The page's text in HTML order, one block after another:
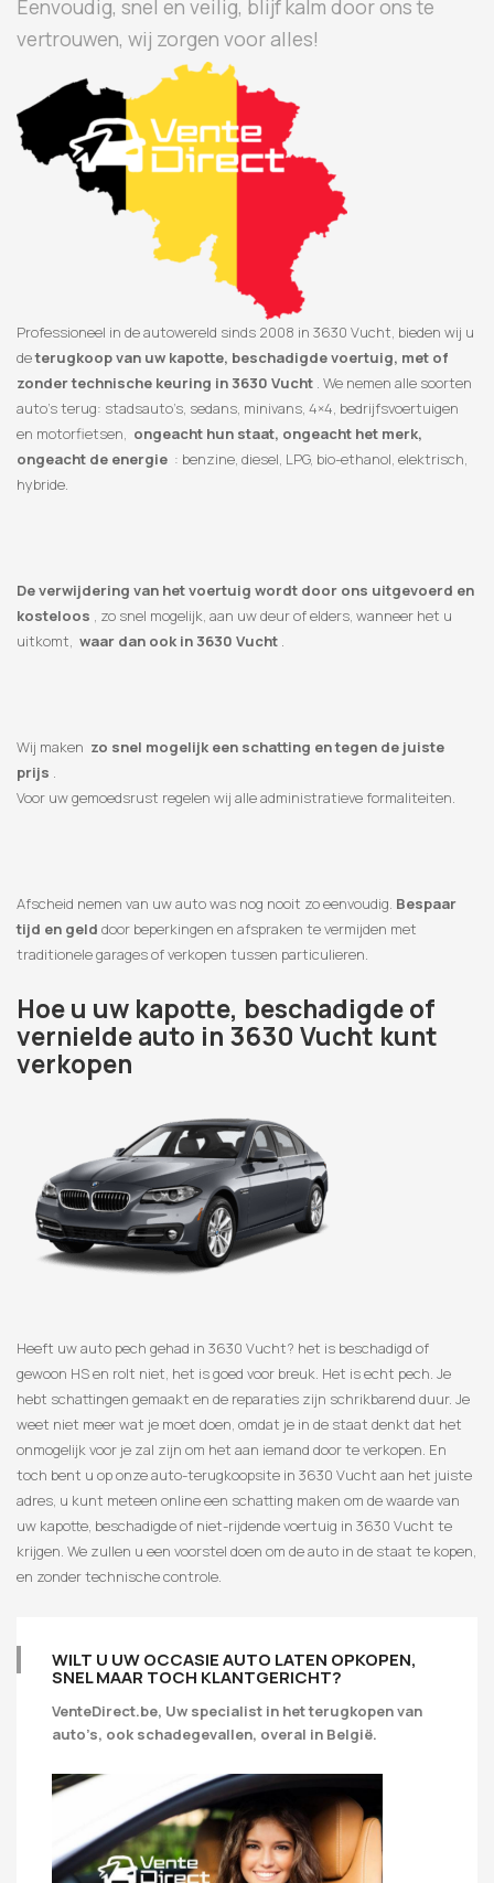
Eenvoudig, snel en veilig, blijf kalm door ons te
vertrouwen, wij zorgen voor alles!
Professioneel in de autowereld sinds 2008 in 3630 Vucht, bieden wij u
deterugkoop van uw kapotte, beschadigde voertuig, met of
zonder technische keuring in 3630 Vucht . We nemen alle soorten
auto’s terug: stadsauto’s, sedans, minivans, 4×4, bedrijfsvoertuigen
en motorfietsen, ongeacht hun staat, ongeacht het merk,
ongeacht de energie : benzine, diesel, LPG, bio-ethanol, elektrisch,
hybride.
De verwijdering van het voertuig wordt door ons uitgevoerd en
kosteloos , zo snel mogelijk, aan uw deur of elders, wanneer het u
uitkomt, waar dan ook in 3630 Vucht .
Wij maken zo snel mogelijk een schatting en tegen de juiste
prijs .
Voor uw gemoedsrust regelen wij alle administratieve formaliteiten.
Afscheid nemen van uw auto was nog nooit zo eenvoudig. Bespaar
tijd en geld door beperkingen en afspraken te vermijden met
traditionele garages of verkopen tussen particulieren.
Hoe u uw kapotte, beschadigde of
vernielde auto in 3630 Vucht kunt
verkopen
Heeft uw auto pech gehad in 3630 Vucht? het is beschadigd of
gewoon HS en rolt niet, het is goed voor breuk. Het is echt pech. Je
hebt schattingen gemaakt en de reparaties zijn schrikbarend duur. Je
weet niet meer wat je moet doen, omdat je in de staat denkt dat het
onmogelijk voor je zal zijn om het aan iemand door te verkopen. En
toch bent u op onze auto-terugkoopsite in 3630 Vucht aan het juiste
adres, u kunt meteen online een schatting maken om de waarde van
uw kapotte, beschadigde of niet-rijdende voertuig in 3630 Vucht te
krijgen. We zullen u een voorstel doen om de auto in de staat te kopen,
en zonder technische controle.
WILT U UW OCCASIE AUTO LATEN OPKOPEN,
SNEL MAAR TOCH KLANTGERICHT?
VenteDirect.be, Uw specialist in het terugkopen van
auto’s, ook schadegevallen, overal in België.